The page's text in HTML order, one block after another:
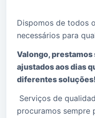
Dispomos de todos
necessários para
Valongo,
ajustados aos dias
diferentes soluções!
Serviços de
procuramos sempre